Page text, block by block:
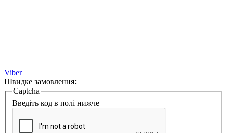
Viber
Швидке замовлення:
Captcha
Введіть код в полі нижче